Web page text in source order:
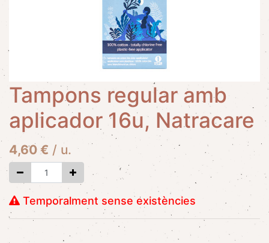
Tampons regular amb
aplicador 16u, Natracare
4,60 € / u.
Temporalment sense existències